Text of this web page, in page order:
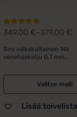
Arvostelu
5.00 / 5
349,00 €–379,00 €
Hintaluokka:
349,00 €
-
379,00 €
Siro valkokultainen 14k
venetsiaketju 0,7 mm....
Valitse malli
Lisää